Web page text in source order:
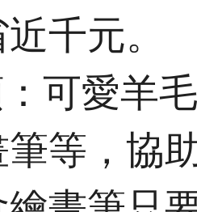
千元。
可愛羊
等，協